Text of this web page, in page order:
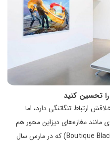
را تحسین کنید
ارتباط تنگاتنگی دارد، اما
مغازه‌های دیزاین محور هم
تماشا کنید. برای مثال «بوتیک بلک» (Boutique Black) که در مارس سال